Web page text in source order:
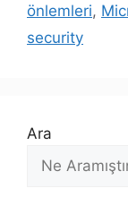
önlemleri,
security
Ara